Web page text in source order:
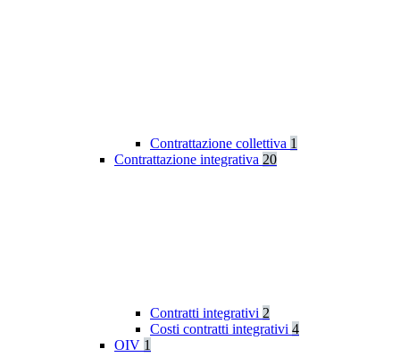
Contrattazione collettiva 1
Contrattazione integrativa 20
Contratti integrativi 2
Costi contratti integrativi 4
OIV 1